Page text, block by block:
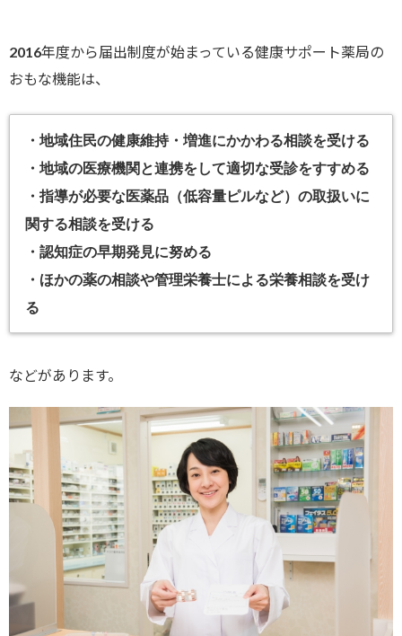
2016年度から届出制度が始まっている健康サポート薬局の
おもな機能は、
・地域住民の健康維持・増進にかかわる相談を受ける
・地域の医療機関と連携をして適切な受診をすすめる
・指導が必要な医薬品（低容量ピルなど）の取扱いに
関する相談を受ける
・認知症の早期発見に努める
・ほかの薬の相談や管理栄養士による栄養相談を受け
る
などがあります。